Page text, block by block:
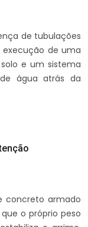
de tubulações
de uma
e um sistema
água atrás da
concreto armado
o próprio peso